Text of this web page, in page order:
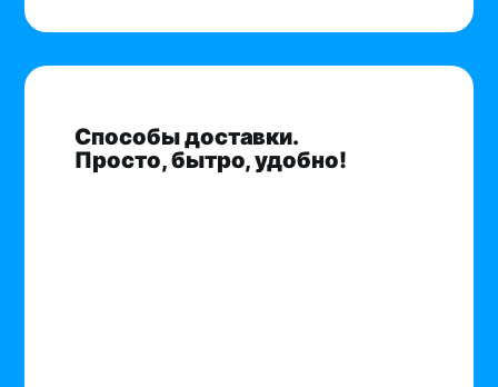
Способы доставки.
Просто, бытро, удобно!